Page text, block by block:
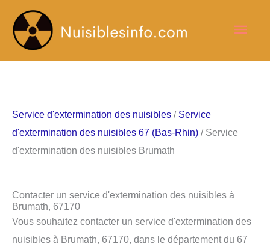
contenu
Service d'extermination des nuisibles / Service
d'extermination des nuisibles 67 (Bas-Rhin) / Service
d'extermination des nuisibles Brumath
Contacter un service d'extermination des nuisibles à
Brumath, 67170
Vous souhaitez contacter un service d'extermination des
nuisibles à Brumath, 67170, dans le département du 67